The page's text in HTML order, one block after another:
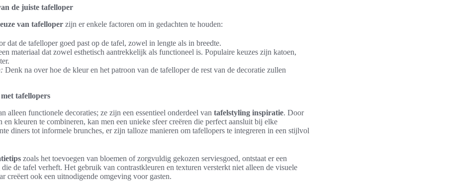
de juiste tafelloper
van tafelloper zijn er enkele factoren om in gedachten te houden:
dat de tafelloper goed past op de tafel, zowel in lengte als in breedte.
materiaal dat zowel esthetisch aantrekkelijk als functioneel is. Populaire keuzes zijn katoen,
Denk na over hoe de kleur en het patroon van de tafelloper de rest van de decoratie zullen
tafellopers
alleen functionele decoraties; ze zijn een essentieel onderdeel van tafelstyling inspiratie. Door
en kleuren te combineren, kan men een unieke sfeer creëren die perfect aansluit bij elke
diners tot informele brunches, er zijn talloze manieren om tafellopers te integreren in een stijlvol
zoals het toevoegen van bloemen of zorgvuldig gekozen serviesgoed, ontstaat er een
de tafel verheft. Het gebruik van contrastkleuren en texturen versterkt niet alleen de visuele
creëert ook een uitnodigende omgeving voor gasten.